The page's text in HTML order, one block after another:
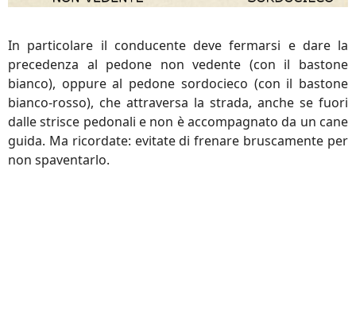
In particolare il conducente deve fermarsi e dare la
precedenza al pedone non vedente (con il bastone
bianco), oppure al pedone sordocieco (con il bastone
bianco-rosso), che attraversa la strada, anche se fuori
dalle strisce pedonali e non è accompagnato da un cane
guida. Ma ricordate: evitate di frenare bruscamente per
non spaventarlo.